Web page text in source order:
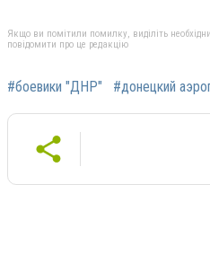
Якщо ви помітили помилку, виділіть
повідомити про це редакцію
#боевики "ДНР" #донецкий